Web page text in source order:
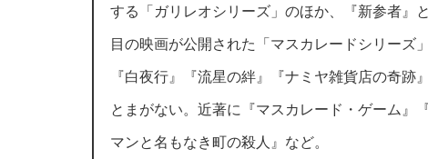
する「ガリレオシリーズ」のほか、『新参者』
目の映画が公開された「マスカレードシリーズ
『白夜行』『流星の絆』『ナミヤ雑貨店の奇
とまがない。近著に『マスカレード・ゲーム』
マンと名もなき町の殺人』など。